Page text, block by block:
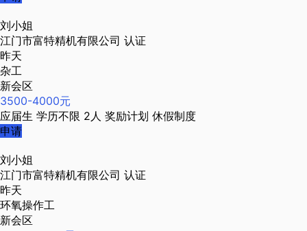
刘小姐
江门市富特精机有限公司 认证
昨天
杂工
新会区
3500-4000元
应届生 学历不限 2人 奖励计划 休假制度
申请
刘小姐
江门市富特精机有限公司 认证
昨天
环氧操作工
新会区